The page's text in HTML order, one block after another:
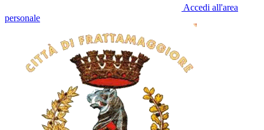
Accedi all'area
personale